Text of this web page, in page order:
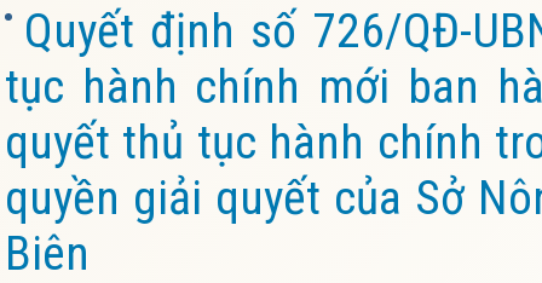
Quyết định số 726/QĐ-
tục hành chính mới ban
quyết thủ tục hành chính
quyền giải quyết của Sở
Biên